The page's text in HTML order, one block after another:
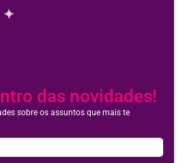
das novidades!
sobre os assuntos que mais te